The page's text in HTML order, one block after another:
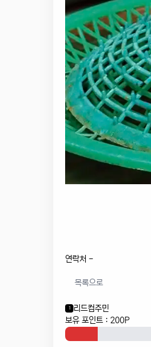
연락처 -
목록으로
1 리드컴주민
보유 포인트 : 200P